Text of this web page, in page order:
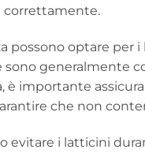
correttamente.
possono optare
generalmente
è importante
che non
evitare i latticini